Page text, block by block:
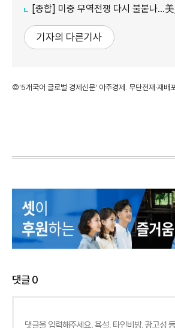
[종합] 미중 무역전쟁 다시 불붙나…美, 이번에는 폴리
기자의 다른기사
©'5개국어 글로벌 경제신문' 아주경제. 무단전재·재배
댓글0